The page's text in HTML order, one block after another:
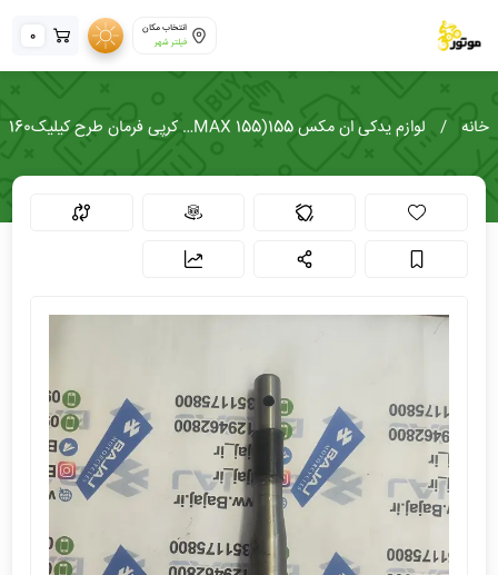
انتخاب مکان
فیلتر شهر
0
خانه لوازم یدکی ان مکس 155(NMAX 155) کرپی فرمان طرح کیلیک160